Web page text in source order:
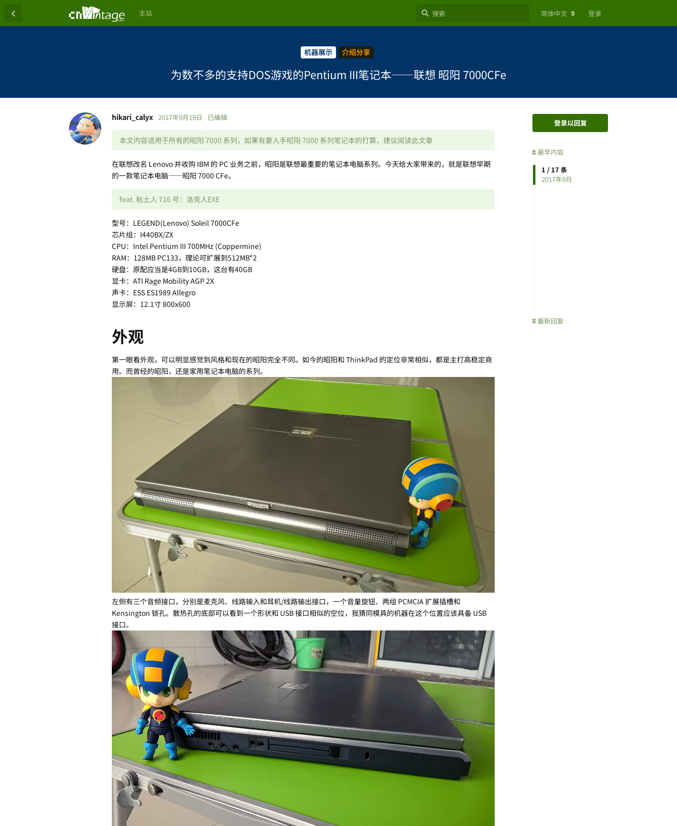
主站 简体中文 登录
机器展示 介绍分享
为数不多的支持DOS游戏的Pentium III笔记本——联想 昭阳 7000CFe
登录以回复
最早内容
1 / 17 条
2017年9月
最新回复
hikari_calyx 2017年9月19日 已编辑
本文内容适用于所有的昭阳 7000 系列，如果有要入手昭阳 7000 系列笔记本的打算，建议阅读此文章
在联想改名 Lenovo 并收购 IBM 的 PC 业务之前，昭阳是联想最重要的笔记本电脑系列。今天给大家带来的，就是联想早期
的一款笔记本电脑——昭阳 7000 CFe。
feat. 粘土人 716 号：洛克人EXE
型号：LEGEND(Lenovo) Soleil 7000CFe
芯片组：I440BX/ZX
CPU：Intel Pentium III 700MHz (Coppermine)
RAM：128MB PC133，理论可扩展到512MB*2
硬盘：原配应当是4GB到10GB，这台有40GB
显卡：ATI Rage Mobility AGP 2X
声卡：ESS ES1989 Allegro
显示屏：12.1寸 800x600
外观
第一眼看外观，可以明显感觉到风格和现在的昭阳完全不同。如今的昭阳和 ThinkPad 的定位非常相似，都是主打高稳定商
用。而曾经的昭阳，还是家用笔记本电脑的系列。
左侧有三个音频接口，分别是麦克风、线路输入和耳机/线路输出接口，一个音量旋钮、两组 PCMCIA 扩展插槽和
Kensington 锁孔。散热孔的底部可以看到一个形状和 USB 接口相似的空位，我猜同模具的机器在这个位置应该具备 USB
接口。